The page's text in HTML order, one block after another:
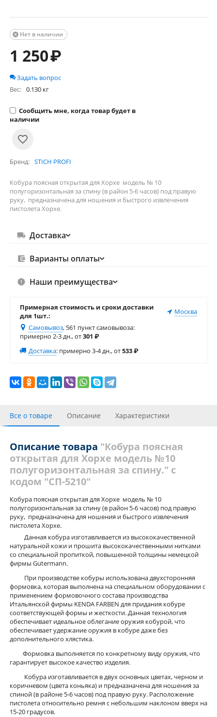
Нет в наличии

1 250₽
Задать вопрос
Вес: 0.130 кг
Сообщить мне, когда товар будет в
наличии
Бренд STICH PROFI
Кобура поясная открытая для Хорхе модель № 10
полугоризонтальная за спину (в район 5-6 часов) под правую
руку, предназначена для ношения и быстрого извлечения
пистолета Хорхе.
Доставка
Варианты оплаты
Наши преимущества
Примерная стоимость и сроки доставки
для 1шт.:
Москва
Самовывоз, 561 пункт самовывоза:
примерно 2-3 дн., от301 ₽
Доставка: примерно 3-4 дн., от533₽
Все о товаре Описание Характеристики
Описание товара "Кобура поясная
открытая для Хорхе модель №10
полугоризонтальная за спину." с
кодом "СП-5210"
Кобура поясная открытая для Хорхе модель № 10
полугоризонтальная за спину (в район 5-6 часов) под правую
руку, предназначена для ношения и быстрого извлечения
пистолета Хорхе.
Данная кобура изготавливается из высококачественной
натуральной кожи и прошита высококачественными нитками
со специальной пропиткой, повышенной толщины немецкой
фирмы Gutermann.
При производстве кобуры использована двухсторонняя
формовка, которая выполнена на специальном оборудовании с
применением формовочного состава производства
Итальянской фирмы KENDA FARBEN для придания кобуре
соответствующей формы и жесткости. Данная технология
обеспечивает идеальное облегание оружия кобурой, что
обеспечивает удержание оружия в кобуре даже без
дополнительного хлястика.
Формовка выполняется по конкретному виду оружия, что
гарантирует высокое качество изделия.
Кобура изготавливается в двух основных цветах, черном и
коричневом (цвета коньяка) и предназначена для ношения за
спиной (в районе 5-6 часов) под правую руку. Расположение
пистолета относительно ремня с небольшим наклоном вверх на
15-20 градусов.